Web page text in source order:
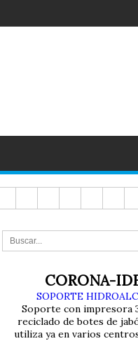
CORONA-
SOPORTE
Soporte con impresora
reciclado de botes de
utiliza ya en varios